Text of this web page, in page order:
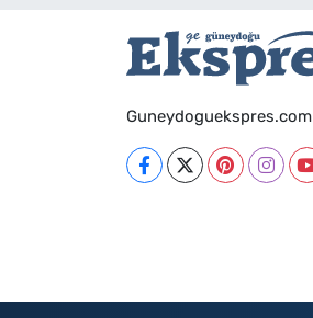
Guneydoguekspres.com